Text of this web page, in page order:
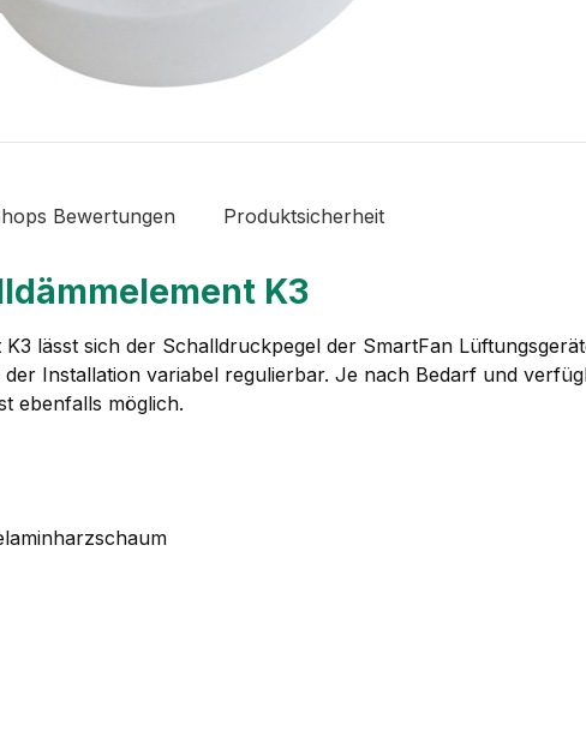
Bewertungen Produktsicherheit
K3
K3 lässt sich der Schalldruckpegel der SmartFan
Installation variabel regulierbar. Je nach Bedarf und
ebenfalls möglich.